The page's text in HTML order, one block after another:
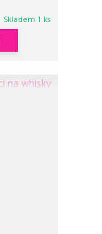
Skladem 1 ks